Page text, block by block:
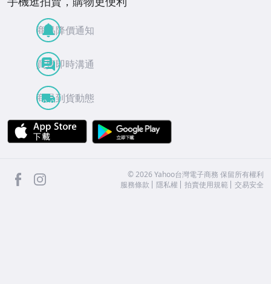
商品降價通知
買賣即時溝通
商品到貨動態
APP Store
facebook ©2026 Yahoo台灣電子商務 保留所有權利
服務條款
隱私權 拍賣使用規範 交易安全